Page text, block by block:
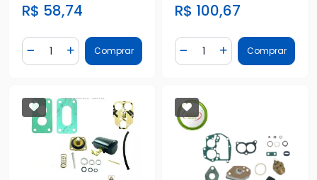
R$ 58,74
Diminuir Quantidade
Quantidade
Adicionar Quantidade
Comprar
R$ 100,67
Diminuir Quantidade
Quantidade
AdicionarComprar